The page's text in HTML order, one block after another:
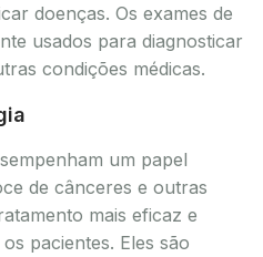
doenças. Os exames de
usados para diagnosticar
condições médicas.
um papel
de cânceres e outras
mais eficaz e
pacientes. Eles são